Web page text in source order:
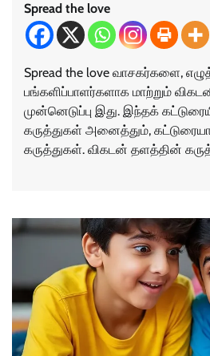
Spread the love
Spread the love வாசகர்களை,
பங்களிப்பாளர்களாக மாற்றும்
முன்னெடுப்பு இது. இந்தக்
கருத்துகள் அனைத்தும்,
கருத்துகள். விகடன் தளத்தின்